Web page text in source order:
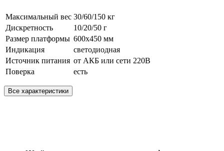
Максимальный вес 30/60/150 кг
Дискретность
10/20/50 г
Размер платформы 600х450 мм
Индикация
светодиодная
Источник питания от АКБ или сети 220В
Поверка
есть
Все характеристики